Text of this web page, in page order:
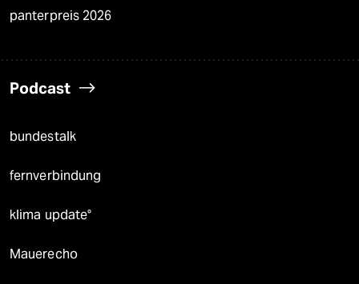
panterpreis 2026
Podcast
bundestalk
fernverbindung
klima update°
Mauerecho